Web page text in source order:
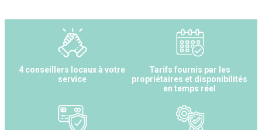
4 conseillers locaux à votre
service
Tarifs fournis par les
propriétaires et disponibilités
en temps réel